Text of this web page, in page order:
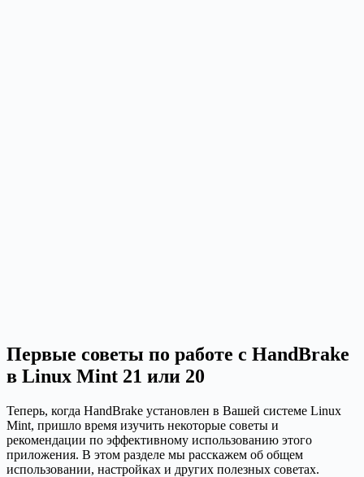
Первые советы по работе с HandBrake
в Linux Mint 21 или 20
Теперь, когда HandBrake установлен в Вашей системе Linux
Mint, пришло время изучить некоторые советы и
рекомендации по эффективному использованию этого
приложения. В этом разделе мы расскажем об общем
использовании, настройках и других полезных советах.